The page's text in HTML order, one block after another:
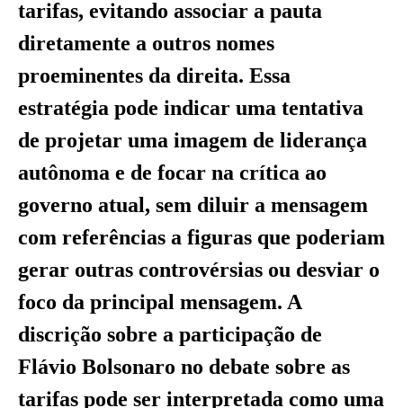
tarifas, evitando associar a pauta
diretamente a outros nomes
proeminentes da direita. Essa
estratégia pode indicar uma tentativa
de projetar uma imagem de liderança
autônoma e de focar na crítica ao
governo atual, sem diluir a mensagem
com referências a figuras que poderiam
gerar outras controvérsias ou desviar o
foco da principal mensagem. A
discrição sobre a participação de
Flávio Bolsonaro no debate sobre as
tarifas pode ser interpretada como uma